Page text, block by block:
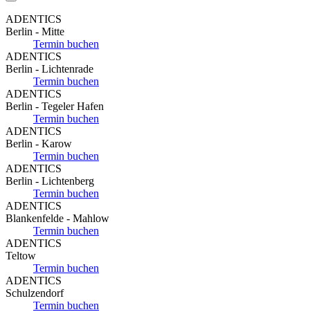
ADENTICS
Berlin - Mitte
Termin buchen
ADENTICS
Berlin - Lichtenrade
Termin buchen
ADENTICS
Berlin - Tegeler Hafen
Termin buchen
ADENTICS
Berlin - Karow
Termin buchen
ADENTICS
Berlin - Lichtenberg
Termin buchen
ADENTICS
Blankenfelde - Mahlow
Termin buchen
ADENTICS
Teltow
Termin buchen
ADENTICS
Schulzendorf
Termin buchen